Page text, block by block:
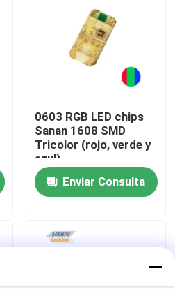
0603 RGB LED chips
Sanan 1608 SMD
Tricolor (rojo, verde y
azul)
Enviar Consulta